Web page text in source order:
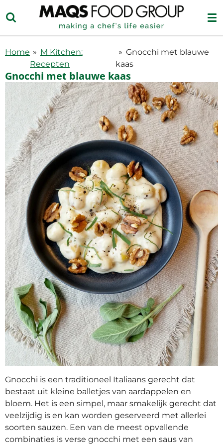
direct
naar
hoofdinhoud
Home » M Kitchen:
Recepten
» Gnocchi met blauwe
kaas
Gnocchi met blauwe kaas
Gnocchi is een traditioneel Italiaans gerecht dat
bestaat uit kleine balletjes van aardappelen en
bloem. Het is een simpel, maar smakelijk gerecht dat
veelzijdig is en kan worden geserveerd met allerlei
soorten sauzen. Een van de meest opvallende
combinaties is verse gnocchi met een saus van